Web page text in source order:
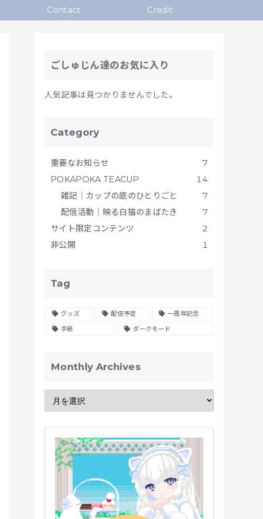
Contact Credit
ごしゅじん達のお気に入り
人気記事は見つかりませんでした。
Category
重要なお知らせ
7
POKAPOKA TEACUP
14
雑記｜カップの底のひとりごと
7
配信活動｜映る白猫のまばたき
7
サイト限定コンテンツ
2
非公開
1
Tag
グッズ 配信予定
一周年記念
手紙
ダークモード
Monthly Archives